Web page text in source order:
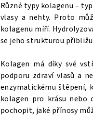
Různé typy kolagenu –
vlasy a nehty. Proto
kolagenu míří.
se jeho strukturou
Kolagen má díky své
podporu zdraví vlasů a
enzymatickému štěpení,
kolagen pro krásu nebo
pochopit, jaké přínosy